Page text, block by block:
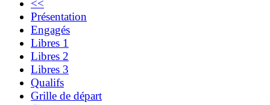
<<
Présentation
Engagés
Libres 1
Libres 2
Libres 3
Qualifs
Grille de départ